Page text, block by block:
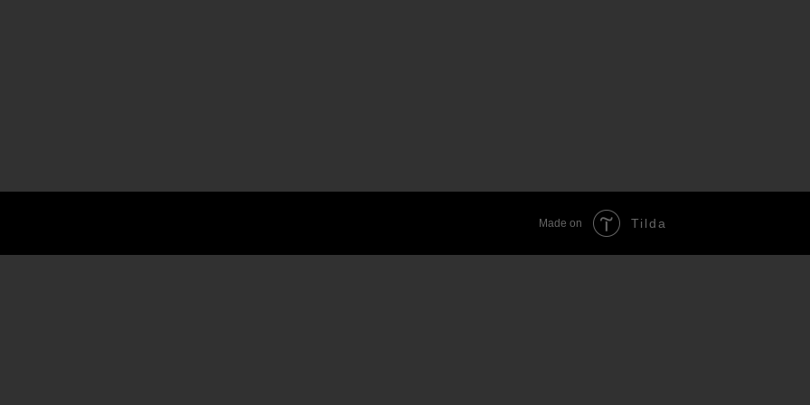
Made on Tilda